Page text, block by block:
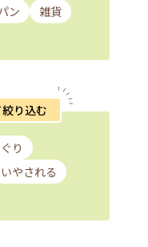
ン
雑貨
り込む
り
いやされる